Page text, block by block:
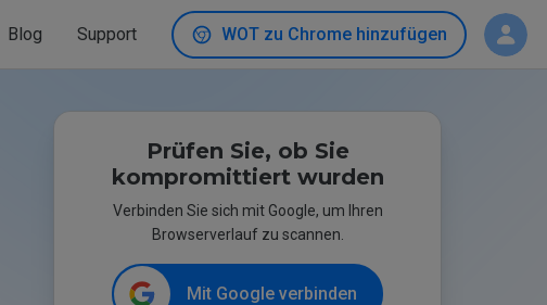
Blog Support WOT zu Chrome hinzufügen
Prüfen Sie, ob Sie
kompromittiert wurden
Verbinden Sie sich mit Google, um Ihren
Browserverlauf zu scannen.
Mit Google verbinden